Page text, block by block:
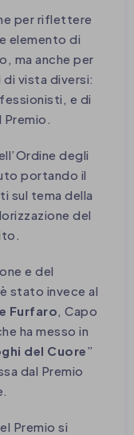
per riflettere
elemento di
ma anche per
vista diversi:
e di
degli
portando il
sul tema della
del
e del
stato invece al
Furfaro , Capo
ha messo in
del Cuore”
dal Premio
Premio si